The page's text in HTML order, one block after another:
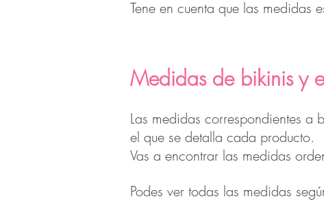
Tene en cuenta que las medidas
Medidas de bikinis y
Las medidas correspondientes
el que se detalla cada producto.
Vas a encontrar las medidas
Podes ver todas las medidas